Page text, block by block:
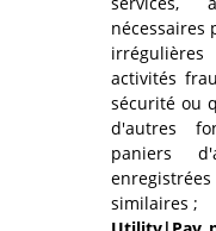
nécessaires
activités
sécurité ou
d'autres
paniers
similaires ;